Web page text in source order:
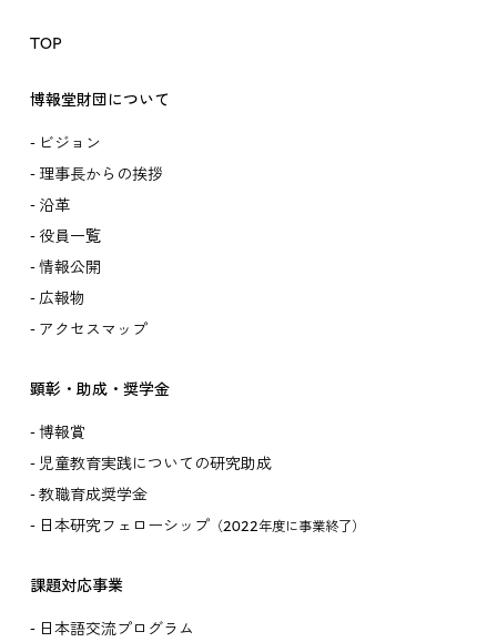
TOP
博報堂財団について
ビジョン
理事長からの挨拶
沿革
役員一覧
情報公開
広報物
アクセスマップ
顕彰・助成・奨学金
博報賞
児童教育実践についての研究助成
教職育成奨学金
日本研究フェローシップ（2022年度に事業終了）
課題対応事業
日本語交流プログラム